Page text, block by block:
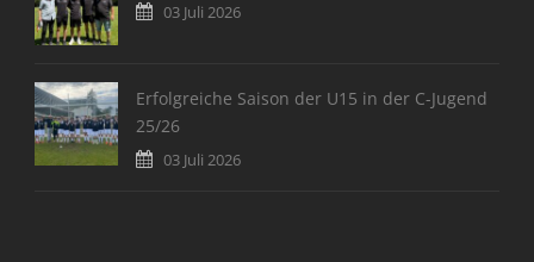
03 Juli 2026
Erfolgreiche Saison der U15 in der C-Jugend
25/26
03 Juli 2026